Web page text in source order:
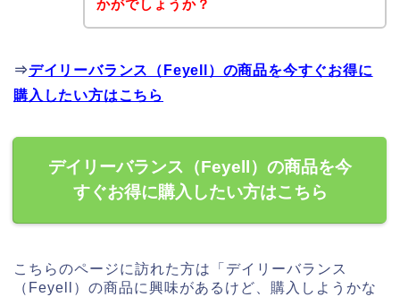
かがでしょうか？
⇒デイリーバランス（Feyell）の商品を今すぐお得に
購入したい方はこちら
デイリーバランス（Feyell）の商品を今
すぐお得に購入したい方はこちら
こちらのページに訪れた方は「デイリーバランス
（Feyell）の商品に興味があるけど、購入しようかな